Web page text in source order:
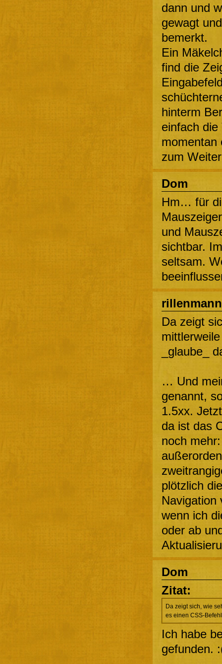
dann und
gewagt
bemerkt.
Ein
find die
hinterm
einfach
momentan
zum
Dom
Hm… für
und
sichtbar.
seltsam.
Da zeigt
_glaube_
… Und
genannt,
1.5xx.
da ist das
noch
plötzlich
Navigation
wenn ich
oder ab
Dom
Zitat:
Da zeigt sich, wie
es einen CSS-
Ich habe
gefunden.